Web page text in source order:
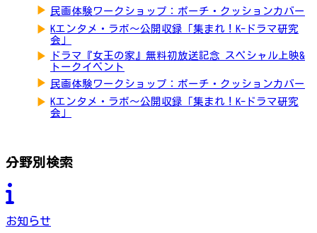
▶ 民画体験ワークショップ：ポーチ・クッションカバー
▶ Kエンタメ・ラボ～公開収録「集まれ！K-ドラマ研究
会」
▶
ドラマ『女王の家』無料初放送記念 スペシャル上映&
トークイベント
▶ 民画体験ワークショップ：ポーチ・クッションカバー
▶ Kエンタメ・ラボ～公開収録「集まれ！K-ドラマ研究
会」
分野別検索
お知らせ